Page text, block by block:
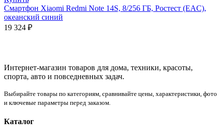
Смартфон Xiaomi Redmi Note 14S, 8/256 ГБ, Ростест (EAC),
океанский синий
19 324 ₽
Интернет-магазин товаров для дома, техники, красоты,
спорта, авто и повседневных задач.
Выбирайте товары по категориям, сравнивайте цены, характеристики, фото
и ключевые параметры перед заказом.
Каталог